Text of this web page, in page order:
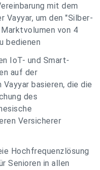
mit dem
Vayyar, um den "Silber-
von 4
bedienen
IoT- und Smart-
auf der
basieren, die die
des
Versicherer
Hochfrequenzlösung
Senioren in allen